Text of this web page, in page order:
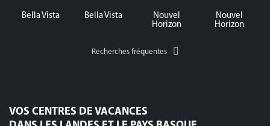
Bella Vista Bella Vista
Nouvel
Horizon
Nouvel
Horizon
Recherches fréquentes
VOS CENTRES DE VACANCES